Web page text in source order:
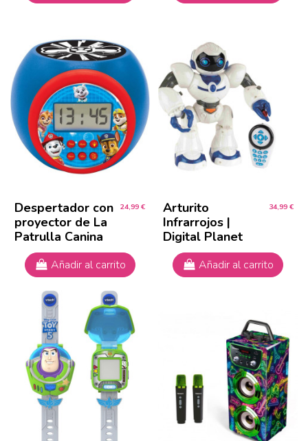
Despertador con
proyector de La
Patrulla Canina
24,99 €
Añadir al carrito
Arturito
Infrarrojos |
Digital Planet
34,99 €
Añadir al carrito